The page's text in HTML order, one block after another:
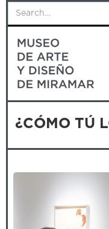
¿CÓMO TÚ